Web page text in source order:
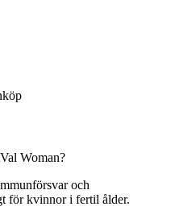
Woman?
och
för kvinnor i fertil ålder.